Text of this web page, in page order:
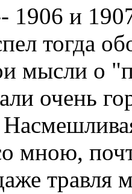
1906 и
тогда
мысли о
очень
мною,
травля